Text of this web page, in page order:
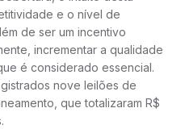
e o nível de
de ser um incentivo
incrementar a qualidade
é considerado essencial.
nove leilões de
que totalizaram R$